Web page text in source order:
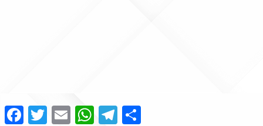
FacebookTwitterEmail WhatsApp
Telegram